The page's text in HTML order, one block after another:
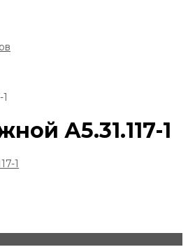
А5.31.117-1